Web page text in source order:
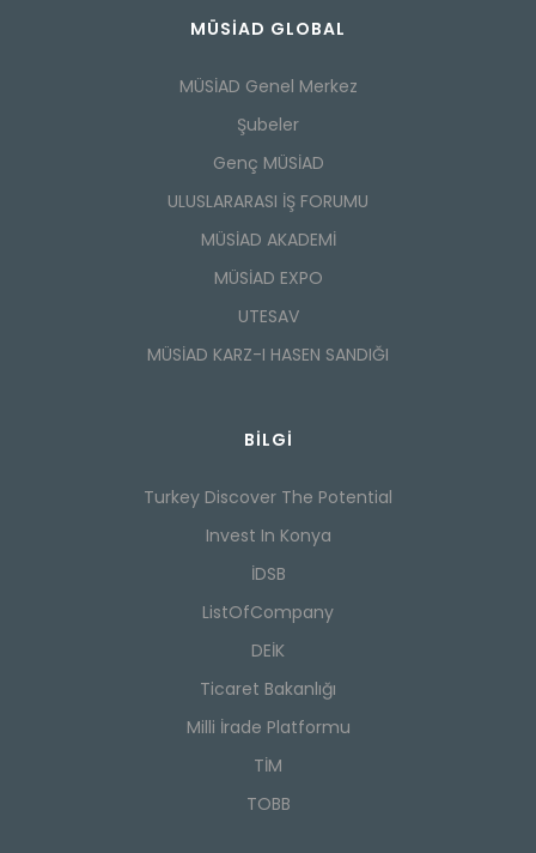
MÜSİAD GLOBAL
MÜSİAD Genel Merkez
Şubeler
Genç MÜSİAD
ULUSLARARASI İŞ FORUMU
MÜSİAD AKADEMİ
MÜSİAD EXPO
UTESAV
MÜSİAD KARZ-I HASEN SANDIĞI
BILGI
Turkey Discover The Potential
Invest In Konya
İDSB
ListOfCompany
DEİK
Ticaret Bakanlığı
Milli İrade Platformu
TİM
TOBB